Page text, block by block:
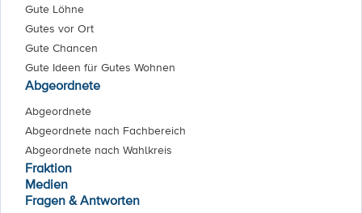
Gute Löhne
Gutes vor Ort
Gute Chancen
Gute Ideen für Gutes Wohnen
Abgeordnete
Abgeordnete
Abgeordnete nach Fachbereich
Abgeordnete nach Wahlkreis
Fraktion
Medien
Fragen & Antworten